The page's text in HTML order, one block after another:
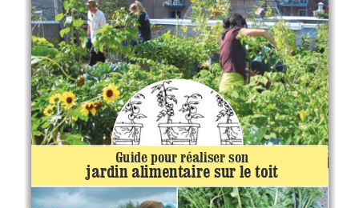
Guide pour réaliser son
jardin alimentaire sur le toit